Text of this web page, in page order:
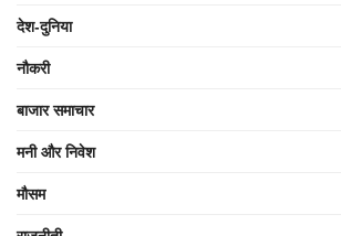
देश-दुनिया
नौकरी
बाजार समाचार
मनी और निवेश
मौसम